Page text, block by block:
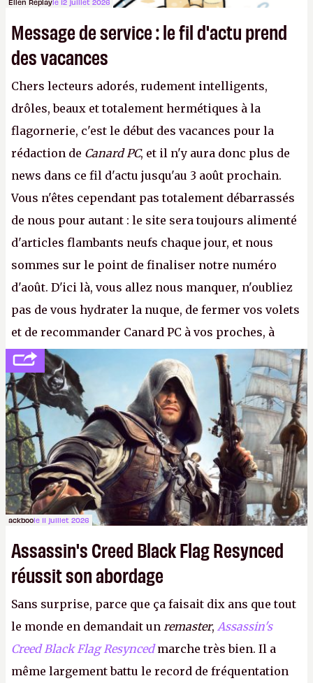
Ellen Replay le 12 juillet 2026
Message de service : le fil d'actu prend
des vacances
Chers lecteurs adorés, rudement intelligents,
drôles, beaux et totalement hermétiques à la
flagornerie, c'est le début des vacances pour la
rédaction de Canard PC, et il n'y aura donc plus de
news dans ce fil d'actu jusqu'au 3 août prochain.
Vous n'êtes cependant pas totalement débarrassés
de nous pour autant : le site sera toujours alimenté
d'articles flambants neufs chaque jour, et nous
sommes sur le point de finaliser notre numéro
d'août. D'ici là, vous allez nous manquer, n'oubliez
pas de vous hydrater la nuque, de fermer vos volets
et de recommander Canard PC à vos proches, à
votre famille et aux inconnus que vous croisez
dans la rue. Bon été à tous ! –ER.
ackboole 11 juillet 2026
Assassin's Creed Black Flag Resynced
réussit son abordage
Sans surprise, parce que ça faisait dix ans que tout
le monde en demandait un remaster, Assassin's
Creed Black Flag Resyncedmarche très bien. Il a
même largement battu le record de fréquentation